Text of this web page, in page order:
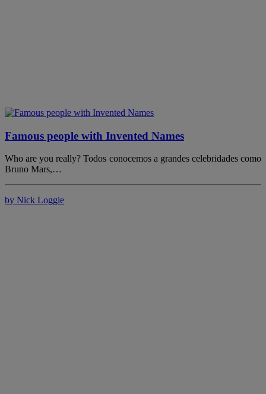
Famous people with Invented Names
Who are you really? Todos conocemos a grandes celebridades como
Bruno Mars,…
by Nick Loggie